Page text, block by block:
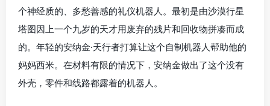
个神经质的、多愁善感的礼仪机器人。最初是由沙漠行星
塔图因上一个九岁的天才用废弃的残片和回收物拼凑而成
的。年轻的安纳金·天行者打算让这个自制机器人帮助他的
妈妈西米。在材料有限的情况下，安纳金做出了这个没有
外壳，零件和线路都露着的机器人。